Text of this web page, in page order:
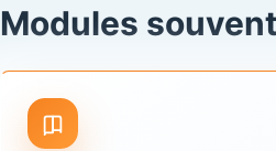
Modules